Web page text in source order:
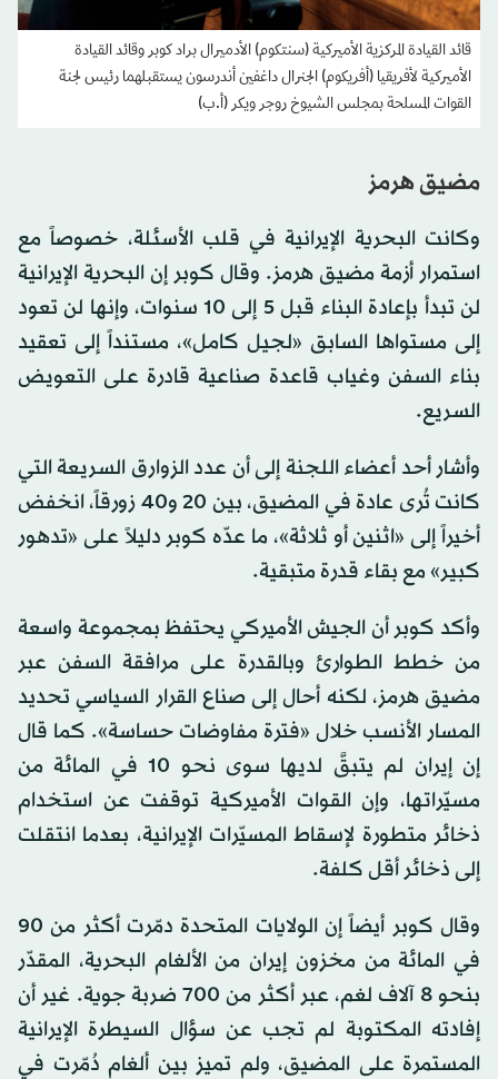
قائد القيادة المركزية الأميركية (سنتكوم) الأدميرال براد كوبر وقائد القيادة
الأميركية لأفريقيا (أفريكوم) الجنرال داغفين أندرسون يستقبلهما رئيس لجنة
القوات المسلحة بمجلس الشيوخ روجر ويكر (أ.ب)
مضيق هرمز
وكانت البحرية الإيرانية في قلب الأسئلة، خصوصاً مع
استمرار أزمة مضيق هرمز. وقال كوبر إن البحرية الإيرانية
لن تبدأ بإعادة البناء قبل 5 إلى 10 سنوات، وإنها لن تعود
إلى مستواها السابق «لجيل كامل»، مستنداً إلى تعقيد
بناء السفن وغياب قاعدة صناعية قادرة على التعويض
السريع.
وأشار أحد أعضاء اللجنة إلى أن عدد الزوارق السريعة التي
كانت تُرى عادة في المضيق، بين 20 و40 زورقاً، انخفض
أخيراً إلى «اثنين أو ثلاثة»، ما عدّه كوبر دليلاً على «تدهور
كبير» مع بقاء قدرة متبقية.
وأكد كوبر أن الجيش الأميركي يحتفظ بمجموعة واسعة
من خطط الطوارئ وبالقدرة على مرافقة السفن عبر
مضيق هرمز، لكنه أحال إلى صناع القرار السياسي تحديد
المسار الأنسب خلال «فترة مفاوضات حساسة». كما قال
إن إيران لم يتبقَّ لديها سوى نحو 10 في المائة من
مسيّراتها، وإن القوات الأميركية توقفت عن استخدام
ذخائر متطورة لإسقاط المسيّرات الإيرانية، بعدما انتقلت
إلى ذخائر أقل كلفة.
وقال كوبر أيضاً إن الولايات المتحدة دمّرت أكثر من 90
في المائة من مخزون إيران من الألغام البحرية، المقدّر
بنحو 8 آلاف لغم، عبر أكثر من 700 ضربة جوية. غير أن
إفادته المكتوبة لم تجب عن سؤال السيطرة الإيرانية
المستمرة على المضيق، ولم تميز بين ألغام دُمّرت في